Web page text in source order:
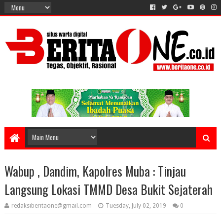
Wabup , Dandim, Kapolres Muba : Tinjau
Langsung Lokasi TMMD Desa Bukit Sejaterah
redaksiberitaone@gmail.com Tuesday, July 02, 2019 0